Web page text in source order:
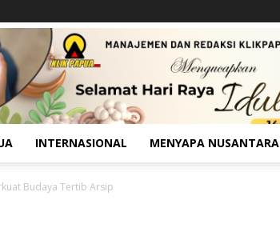
INTERNASIONAL MENYAPA NUSANTARA
Budaya Tertib Arsip